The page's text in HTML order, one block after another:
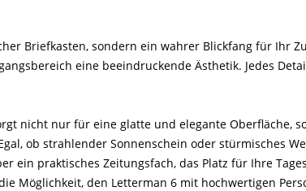
Briefkasten, sondern ein wahrer Blickfang für Ihr
eine beeindruckende Ästhetik. Jedes
nicht nur für eine glatte und elegante Oberfläche,
ob strahlender Sonnenschein oder stürmisches
ein praktisches Zeitungsfach, das Platz für Ihre
Möglichkeit, den Letterman 6 mit hochwertigen